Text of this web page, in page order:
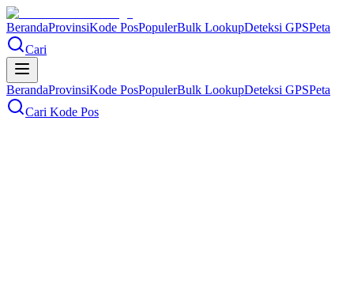
BerandaProvinsiKode PosPopulerBulk LookupDeteksi GPSPeta
Cari
BerandaProvinsiKode PosPopulerBulk LookupDeteksi GPSPeta
Cari Kode Pos